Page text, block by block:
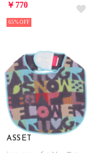
￥770
65%
ASSET